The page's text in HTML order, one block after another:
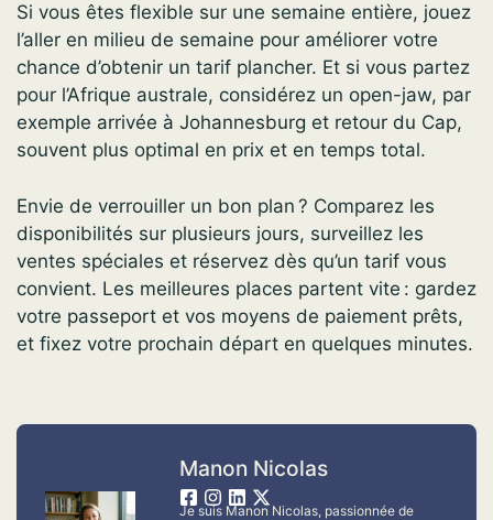
Si vous êtes flexible sur une semaine entière, jouez
l’aller en milieu de semaine pour améliorer votre
chance d’obtenir un tarif plancher. Et si vous partez
pour l’Afrique australe, considérez un open-jaw, par
exemple arrivée à Johannesburg et retour du Cap,
souvent plus optimal en prix et en temps total.
Envie de verrouiller un bon plan ? Comparez les
disponibilités sur plusieurs jours, surveillez les
ventes spéciales et réservez dès qu’un tarif vous
convient. Les meilleures places partent vite : gardez
votre passeport et vos moyens de paiement prêts,
et fixez votre prochain départ en quelques minutes.
Manon Nicolas
Je suis Manon Nicolas, passionnée de